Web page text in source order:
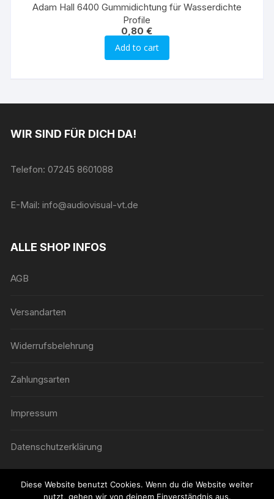
Adam Hall 6400 Gummidichtung für Wasserdichte
Profile
0,80€
Add to cart
WIR SIND FÜR DICH DA!
Telefon: 07245 8601088
E-Mail: info@audiovisual-vt.de
ALLE SHOP INFOS
AGB
Versandarten
Widerrufsbelehrung
Zahlungsarten
Impressum
Datenschutzerklärung
Diese Website benutzt Cookies. Wenn du die Website weiter
nutzt, gehen wir von deinem Einverständnis aus.